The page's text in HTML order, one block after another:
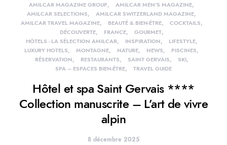
AMILCAR MAGAZINE GROUP
AMILCAR MEN'S MAGAZINE
AMILCAR SELECTIONS
AMILCAR SWITZERLAND MAGAZINE
AMILCAR TRAVEL MAGAZINE
BEAUTÉ & BIEN-ÊTRE
COCKTAILS
DÉCOUVERTE
FRANCE
GOURMET
HÔTELS - LA SÉLECTION AMILCAR
INSPIRATION
LIFESTYLE
LUXURY HOTELS
MONTAGNE NATURE NEWS
PISCINES
RÉSERVATION
RESTAURANTS SAINT GERVAIS
SKI
SPA – ESPACES BIEN-ÊTRE
TRAVEL GUIDE
Hôtel et spa Saint Gervais ****
Collection manuscrite – L’art de vivre
alpin
8 décembre 2025